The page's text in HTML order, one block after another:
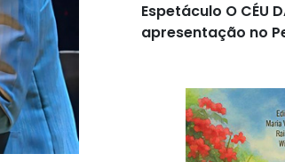
Espetáculo O CÉU
apresentação no